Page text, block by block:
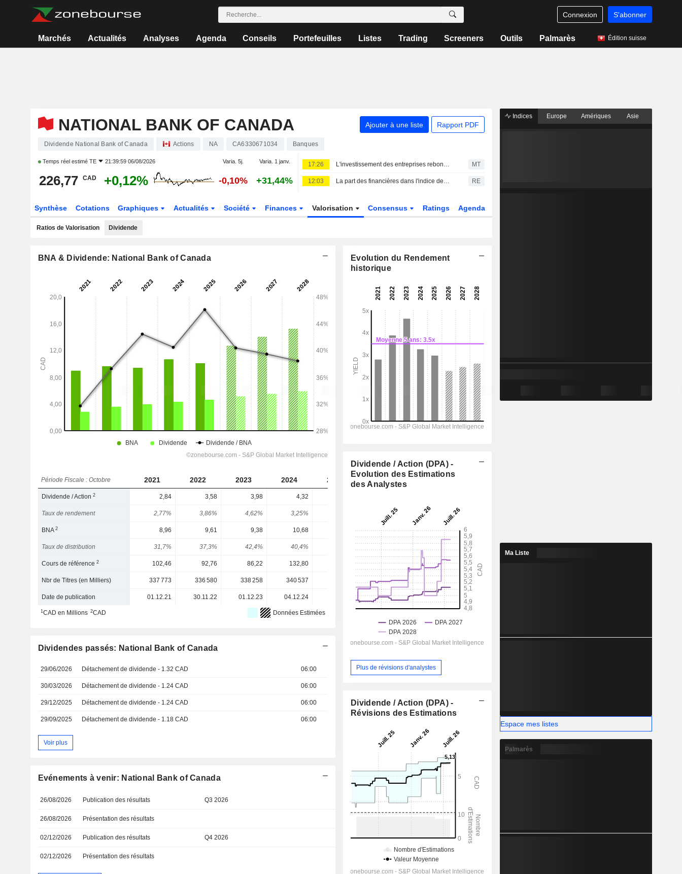
Connexion S'abonner
Marchés Actualités Analyses Agenda Conseils Portefeuilles Listes Trading Screeners Outils Palmarès Édition suisse
NATIONAL BANK OF CANADA Ajouter à une liste Rapport PDF
Dividende National Bank of Canada Actions NA CA6330671034 Banques
Temps réel estimé TE 21:39:59 06/08/2026 Varia. 5j. Varia. 1 janv.
226,77 CAD +0,12% -0,10% +31,44%
17:26 L'investissement des entreprises rebondit au Canada sous l'impulsion de l'intelligence artificielle, selon la Banque Nationale MT
12:03 La part des financières dans l'indice de Toronto atteint un sommet de 8 ans face à l'envolée des valorisations bancaires RE
Synthèse Cotations Graphiques Actualités Société Finances Valorisation Consensus Ratings Agenda
Ratios de Valorisation Dividende
BNA & Dividende: National Bank of Canada
Période Fiscale : Octobre 2021 2022 2023 2024 2025 2026
Dividende / Action2 2,84 3,58 3,98 4,32
Taux de rendement 2,77% 3,86% 4,62% 3,25% 2,26% 2,45%
BNA2 8,96 9,61 9,38 10,68 12,71 14,06
Taux de distribution 31,7% 37,3% 42,4% 40,4% 39,4%
Cours de référence2 102,46 92,76 86,22 132,80 226,50 226,50 226,50
Nbr de Titres (en Milliers) 337 773 336 580 338 258 340 537 383 735 -
Date de publication 01.12.21 30.11.22 01.12.23 04.12.24 - -
1CAD en Millions 2CAD Données Estimées
Dividendes passés: National Bank of Canada
29/06/2026 Détachement de dividende - 1.32 CAD 06:00
30/03/2026 Détachement de dividende - 1.24 CAD 06:00
29/12/2025 Détachement de dividende - 1.24 CAD 06:00
29/09/2025 Détachement de dividende - 1.18 CAD 06:00
Voir plus
Evénements à venir: National Bank of Canada
26/08/2026 Publication des résultats Q3 2026
26/08/2026 Présentation des résultats
02/12/2026 Publication des résultats Q4 2026
02/12/2026 Présentation des résultats
Evolution du Rendement
historique
Dividende / Action (DPA) -
Evolution des Estimations
des Analystes
Plus de révisions d'analystes
Dividende / Action (DPA) -
Révisions des Estimations
Indices Europe Amériques Asie
Ma Liste
Espace mes listes
Palmarès